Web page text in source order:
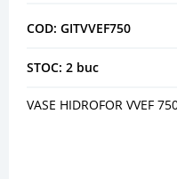
COD: GITVVEF750
STOC: 2 buc
VASE HIDROFOR VVEF